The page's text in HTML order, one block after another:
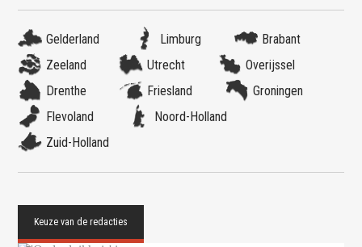
Gelderland Limburg
Brabant
Zeeland
Utrecht
Overijssel
Drenthe
Friesland
Groningen
Flevoland
Noord-Holland
Zuid-Holland